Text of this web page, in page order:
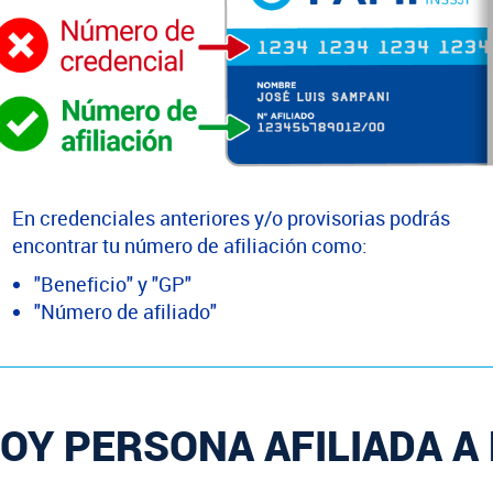
En credenciales anteriores y/o provisorias podrás
encontrar tu número de afiliación como:
"Beneficio" y "GP"
"Número de afiliado"
PERSONA AFILIADA